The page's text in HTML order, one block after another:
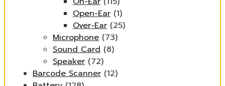
Open-Ear (1)
Over-Ear (25)
Microphone (73)
Sound Card (8)
Speaker (72)
Barcode Scanner (12)